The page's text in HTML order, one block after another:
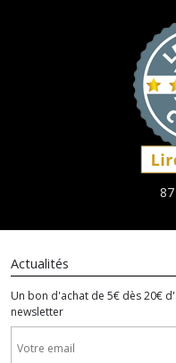
Actualités
Un bon d'achat de 5€ dès 20€
newsletter